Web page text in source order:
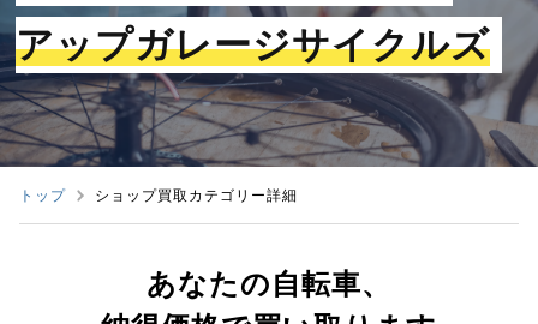
アップガレージサイクルズ
トップ ショップ買取カテゴリー詳細
あなたの自転車、